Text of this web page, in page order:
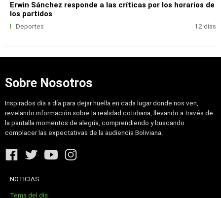
Erwin Sánchez responde a las críticas por los horarios de
los partidos
Deportes 12 días
Sobre Nosotros
Inspirados día a día para dejar huella en cada lugar donde nos ven,
revelando información sobre la realidad cotidiana, llevando a través de
la pantalla momentos de alegría, comprendiendo y buscando
complacer las expectativas de la audiencia Boliviana.
NOTICIAS
Tema del día